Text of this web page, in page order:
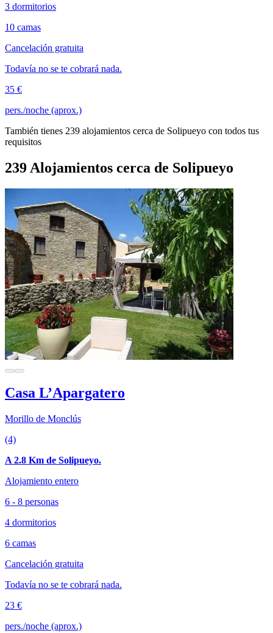
3 dormitorios
10 camas
Cancelación gratuita
Todavía no se te cobrará nada.
35 €
pers./noche (aprox.)
También tienes 239 alojamientos cerca de Solipueyo con todos tus
requisitos
239 Alojamientos cerca de Solipueyo
Casa L’Apargatero
Morillo de Monclús
(4)
A 2.8 Km de Solipueyo.
Alojamiento entero
6 - 8 personas
4 dormitorios
6 camas
Cancelación gratuita
Todavía no se te cobrará nada.
23 €
pers./noche (aprox.)